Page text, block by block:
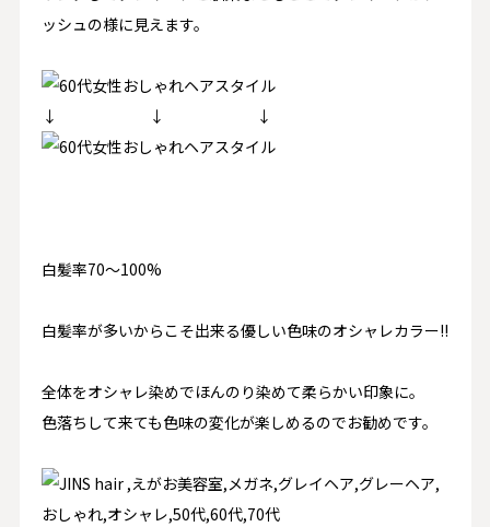
ッシュの様に見えます。
↓ ↓ ↓
白髪率70〜100%
白髪率が多いからこそ出来る優しい色味のオシャレカラー!!
全体をオシャレ染めでほんのり染めて柔らかい印象に。
色落ちして来ても色味の変化が楽しめるのでお勧めです。